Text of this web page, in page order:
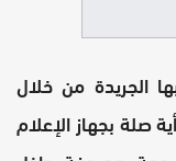
الجريدة من خلال
صلة بجهاز الإعلام